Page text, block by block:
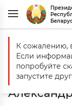
Главная События
К сожалению,
Если
попробуйте
запустите